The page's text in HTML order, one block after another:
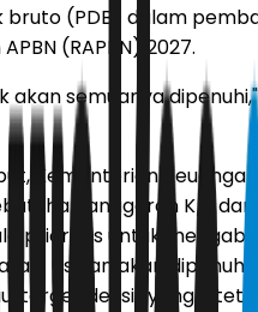
bruto (PDB) dalam
(RAPBN) 2027.
akan semuanya
Kementerian
anggaran K/L dan
prioritas untuk
Usulan akan dipenuhi
target defisit yang